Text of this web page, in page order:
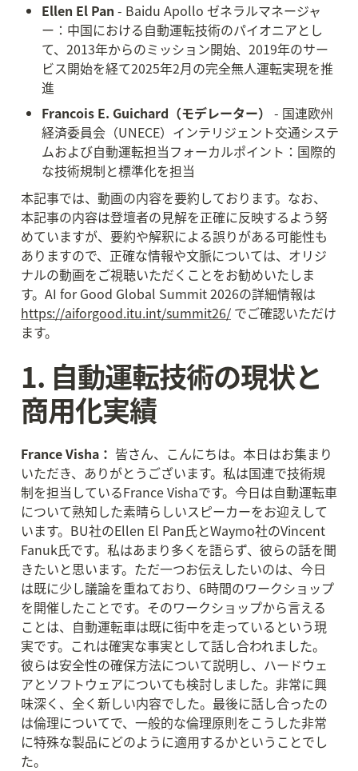
Ellen El Pan - Baidu Apollo ゼネラルマネージャ
ー：中国における自動運転技術のパイオニアとし
て、2013年からのミッション開始、2019年のサー
ビス開始を経て2025年2月の完全無人運転実現を推
進
Francois E. Guichard（モデレーター） - 国連欧州
経済委員会（UNECE）インテリジェント交通システ
ムおよび自動運転担当フォーカルポイント：国際的
な技術規制と標準化を担当
本記事では、動画の内容を要約しております。なお、
本記事の内容は登壇者の見解を正確に反映するよう努
めていますが、要約や解釈による誤りがある可能性も
ありますので、正確な情報や文脈については、オリジ
ナルの動画をご視聴いただくことをお勧めいたしま
https://aiforgood.itu.int/summit26/ でご確認いただけ
ます。
1. 自動運転技術の現状と
商用化実績
France Visha： 皆さん、こんにちは。本日はお集まり
いただき、ありがとうございます。私は国連で技術規
制を担当しているFrance Vishaです。今日は自動運転車
について熟知した素晴らしいスピーカーをお迎えして
います。BU社のEllen El Pan氏とWaymo社のVincent
Fanuk氏です。私はあまり多くを語らず、彼らの話を聞
きたいと思います。ただ一つお伝えしたいのは、今日
は既に少し議論を重ねており、6時間のワークショップ
を開催したことです。そのワークショップから言える
ことは、自動運転車は既に街中を走っているという現
実です。これは確実な事実として話し合われました。
彼らは安全性の確保方法について説明し、ハードウェ
アとソフトウェアについても検討しました。非常に興
味深く、全く新しい内容でした。最後に話し合ったの
は倫理についてで、一般的な倫理原則をこうした非常
に特殊な製品にどのように適用するかということでし
た。